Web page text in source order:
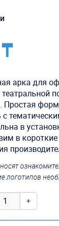
арка для
Простая
в
в
логотипов
+